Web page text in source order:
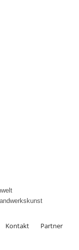
Kontakt
Partner